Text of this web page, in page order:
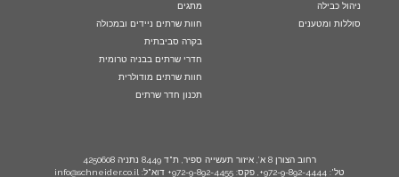
ניהול כבילה
סוללות ומטענים
מתגים
חוות שרתים ניידים ובמכולה
בקרה סביבתית
חדרי שרתים בבניה טרומית
חוות שרתים מודולרית
תכנון חדר שרתים
רחוב הצורן 8 א’, איזור תעשייה ספיר, ת"ד 8449 נתניה 4250608
טל': 972-9-892-4444+, פקס: 972-9-892-4455+ דוא"ל: info@schneider.co.il